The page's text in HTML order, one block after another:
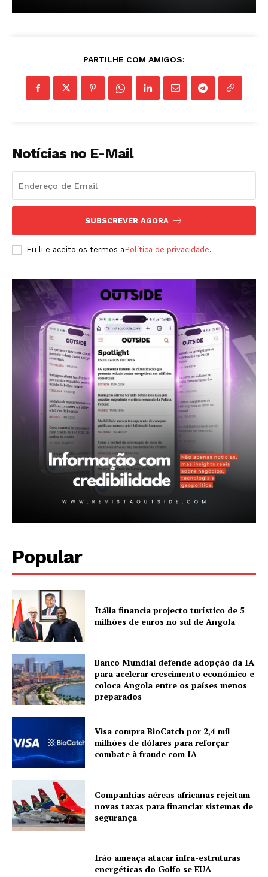
- Seja Leitor Gold Plus -
ASSINAR
Sobre nós
Diretrizes Editoriais
Política de Privacidade
Contactos
Planos de assinatura
Minha conta
PARTILHE COM AMIGOS:
Notícias no E-Mail
SUBSCREVER AGORA
Eu li e aceito os termos aPolítica de privacidade.
Popular
Itália financia projecto turístico de 5
milhões de euros no sul de Angola
Banco Mundial defende adopção da IA
para acelerar crescimento económico e
coloca Angola entre os países menos
preparados
Visa compra BioCatch por 2,4 mil
milhões de dólares para reforçar
combate à fraude com IA
Companhias aéreas africanas rejeitam
novas taxas para financiar sistemas de
segurança
Irão ameaça atacar infra-estruturas
energéticas do Golfo se EUA